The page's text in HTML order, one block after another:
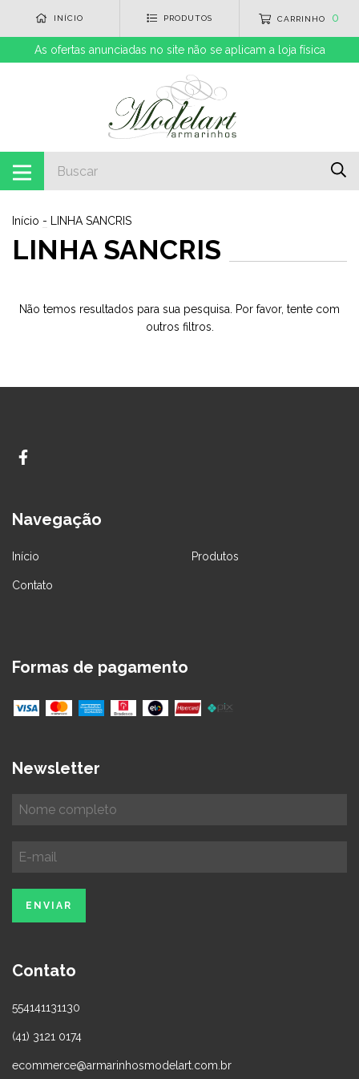
INÍCIO PRODUTOS CARRINHO 0
As ofertas anunciadas no site não se aplicam a loja física
Início - LINHA SANCRIS
LINHA SANCRIS
Não temos resultados para sua pesquisa. Por favor, tente com
outros filtros.
Navegação
Início Produtos
Contato
Formas de pagamento
Newsletter
Contato
554141131130
(41) 3121 0174
ecommerce@armarinhosmodelart.com.br